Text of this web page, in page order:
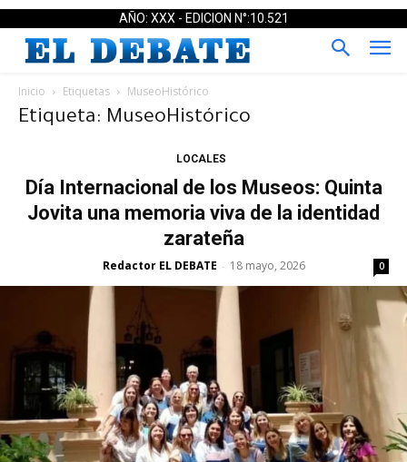
AÑO: XXX - EDICION N°:10.521
Inicio Etiquetas MuseoHistórico
Etiqueta: MuseoHistórico
LOCALES
Día Internacional de los Museos: Quinta
Jovita una memoria viva de la identidad
zarateña
Redactor EL DEBATE - 18 mayo, 2026 0